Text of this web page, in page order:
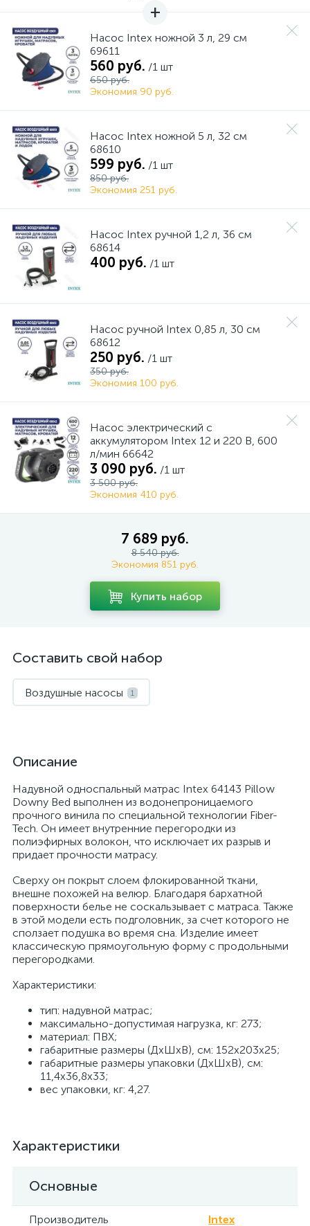
Насос Intex ножной 3 л, 29 см
69611
560 руб. /1 шт
650 руб.
Экономия 90 руб.
Насос Intex ножной 5 л, 32 см
68610
599 руб. /1 шт
850 руб.
Экономия 251 руб.
Насос Intex ручной 1,2 л, 36 см
68614
400 руб. /1 шт
Насос ручной Intex 0,85 л, 30 см
68612
250 руб. /1 шт
350 руб.
Экономия 100 руб.
Насос электрический с
аккумулятором Intex 12 и 220 В, 600
л/мин 66642
3 090 руб. /1 шт
3 500 руб.
Экономия 410 руб.
7 689 руб.
8 540 руб.
Экономия 851 руб.
Купить набор
Составить свой набор
Воздушные насосы 1
Описание
Надувной односпальный матрас Intex 64143 Pillow
Downy Bed выполнен из водонепроницаемого
прочного винила по специальной технологии Fiber-
Tech. Он имеет внутренние перегородки из
полиэфирных волокон, что исключает их разрыв и
придает прочности матрасу.
Сверху он покрыт слоем флокированной ткани,
внешне похожей на велюр. Благодаря бархатной
поверхности белье не соскальзывает с матраса. Также
в этой модели есть подголовник, за счет которого не
сползает подушка во время сна. Изделие имеет
классическую прямоугольную форму с продольными
перегородками.
Характеристики:
тип: надувной матрас;
максимально-допустимая нагрузка, кг: 273;
материал: ПВХ;
габаритные размеры (ДхШхВ), см: 152х203х25;
габаритные размеры упаковки (ДхШхВ), см:
11,4х36,8х33;
вес упаковки, кг: 4,27.
Характеристики
Основные
Производитель Intex